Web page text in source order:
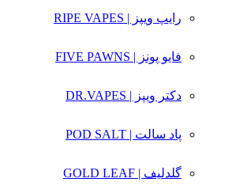
رایپ ویپز | RIPE VAPES
فایو پونز | FIVE PAWNS
دکتر ویپز | DR.VAPES
پاد سالت | POD SALT
گلدلیف | GOLD LEAF